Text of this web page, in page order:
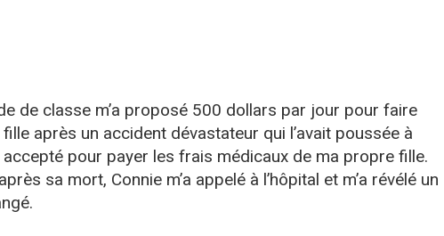
de classe m’a proposé 500 dollars par jour pour faire
après un accident dévastateur qui l’avait poussée à
accepté pour payer les frais médicaux de ma propre fille.
sa mort, Connie m’a appelé à l’hôpital et m’a révélé un